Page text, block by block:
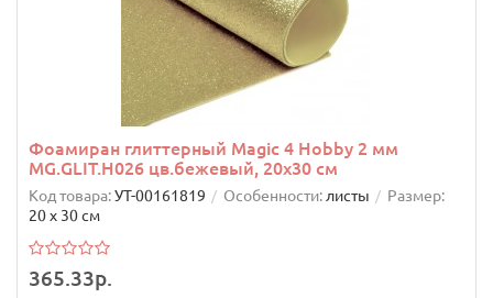
Фоамиран глиттерный Magic 4 Hobby 2 мм
MG.GLIT.H026 цв.бежевый, 20х30 см
Код товара:УТ-00161819 Особенности:листы
Размер:
20 х 30 см
365.33р.